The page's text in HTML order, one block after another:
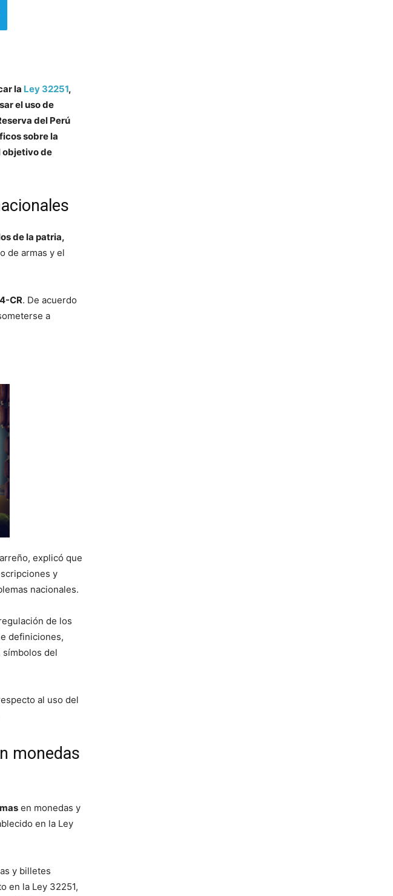
la Ley 32251,
el uso de
del Perú
sobre la
objetivo de
de la patria,
de armas y el
CR. De acuerdo
a
explicó que
y
nacionales.
de los
definiciones,
del
al uso del
monedas
en monedas y
en la Ley
y billetes
en la Ley 32251,